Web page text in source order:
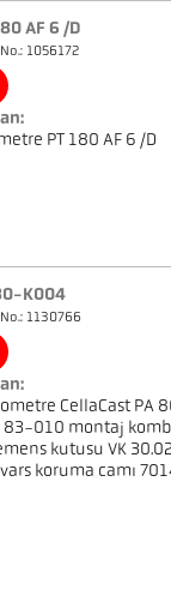
AF 6 /D
1056172
PT 180 AF 6 /D
K004
1130766
CellaCast PA
83-010 montaj
kutusu VK 30.02
koruma camı